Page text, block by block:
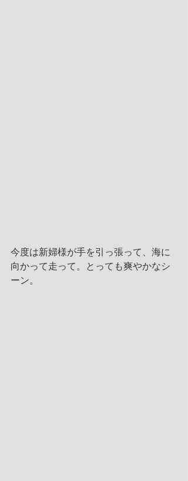
今度は新婦様が手を引っ張って、海に
向かって走って。とっても爽やかなシ
ーン。